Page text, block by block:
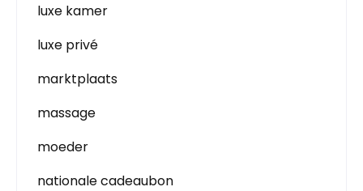
luxe kamer
luxe privé
marktplaats
massage
moeder
nationale cadeaubon